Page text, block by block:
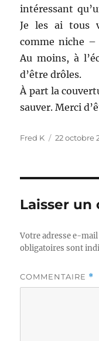
intéressant
Je les ai tous
comme niche
Au moins, à
d’être drôles.
À part la
sauver. Merci
Auteur
Fred K
Publié
22 octobre
Laisser
Votre adresse e-mail
obligatoires sont
COMMENTAIRE *